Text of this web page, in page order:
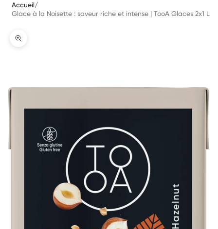
Accueil/
Glace à la Noisette : saveur riche et intense | TooA Glaces 2x1 L
Zoomer sur l'image